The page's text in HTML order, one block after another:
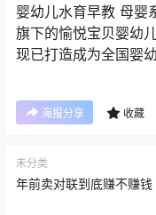
婴幼儿水育早教 母婴
旗下的愉悦宝贝婴幼
现已打造成为全国婴
海报分享 收藏
未分类
年前卖对联到底赚不赚钱